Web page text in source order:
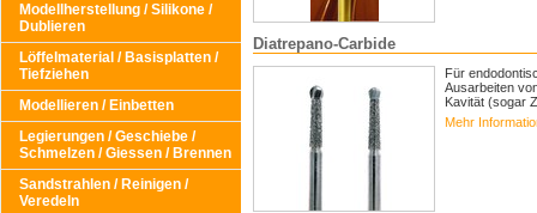
Modellherstellung / Silikone /
Dublieren
Löffelmaterial / Basisplatten /
Tiefziehen
Modellieren / Einbetten
Legierungen / Geschiebe /
Schmelzen / Giessen / Brennen
Sandstrahlen / Reinigen /
Veredeln
Diatrepano-Carbide
Für
Ausarbeiten
Kavität (sogar
Mehr